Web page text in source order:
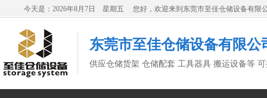
今天是：2026年8月7日 星期五 您好，欢迎来到东莞市至佳仓储设备有限
东莞市至佳仓储设备有限公
供应仓储货架 仓储配套 工具器具 搬运设备等